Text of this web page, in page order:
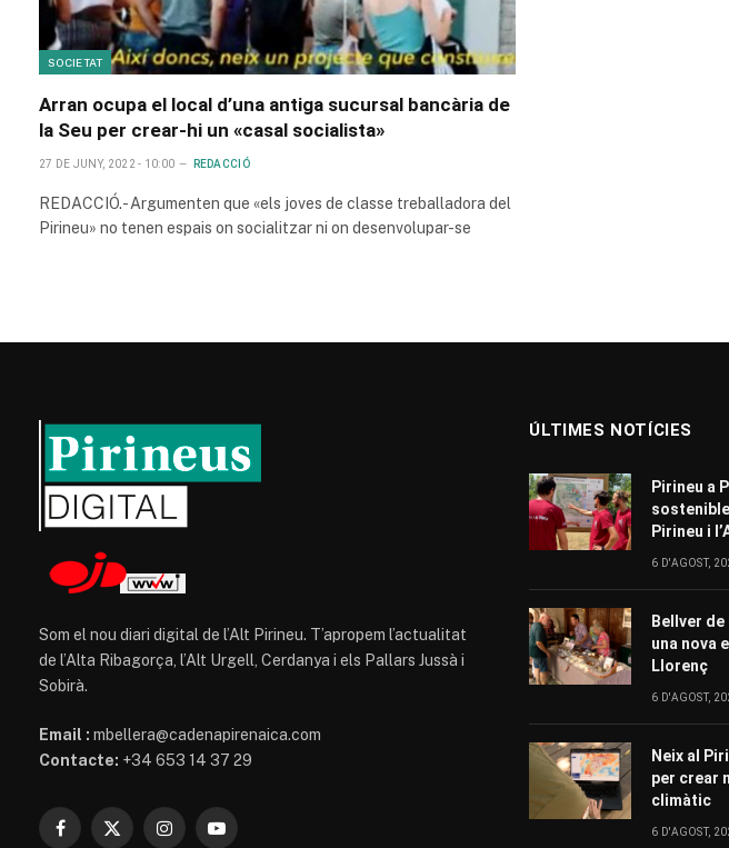
SOCIETAT
Arran ocupa el local d’una antiga sucursal bancària de
la Seu per crear-hi un «casal socialista»
27 DE JUNY, 2022 - 10:00 REDACCIÓ
REDACCIÓ.- Argumenten que «els joves de classe treballadora del
Pirineu» no tenen espais on socialitzar ni on desenvolupar-se
Som el nou diari digital de l’Alt Pirineu. T’apropem l’actualitat
de l’Alta Ribagorça, l’Alt Urgell, Cerdanya i els Pallars Jussà i
Sobirà.
Email : mbellera@cadenapirenaica.com
Contacte: +34 653 14 37 29
Facebook
X InstagramYouTube
ÚLTIMES NOTÍCIES
Pirineu a
Pirineu i
6 D'AGOST,
Bellver
una nova
Llorenç
6 D'AGOST,
Neix al
per crear
climàtic
6 D'AGOST,